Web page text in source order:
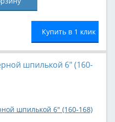
Купить в 1 клик
шпилькой 6" (160-